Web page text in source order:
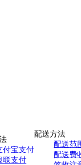
付宝支付
联支付
配送方法
配送范
配送费